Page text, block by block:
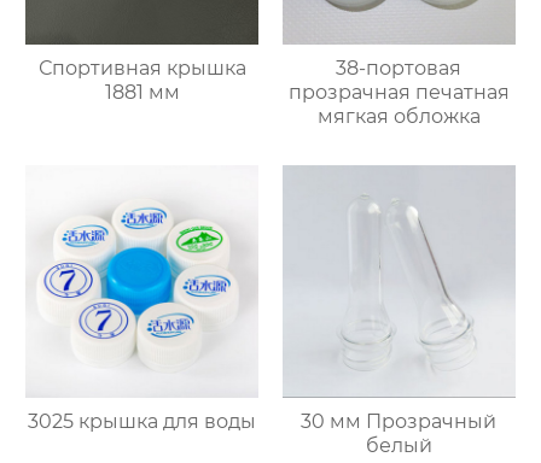
Спортивная крышка
1881 мм
38-портовая
прозрачная печатная
мягкая обложка
3025 крышка для воды
30 мм Прозрачный
белый